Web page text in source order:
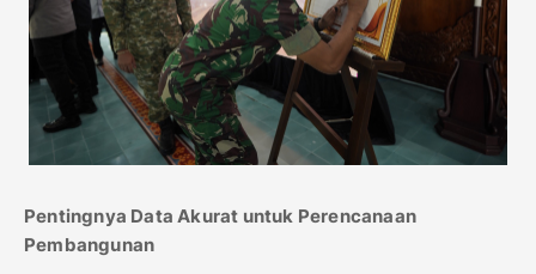
Pentingnya Data Akurat untuk Perencanaan
Pembangunan